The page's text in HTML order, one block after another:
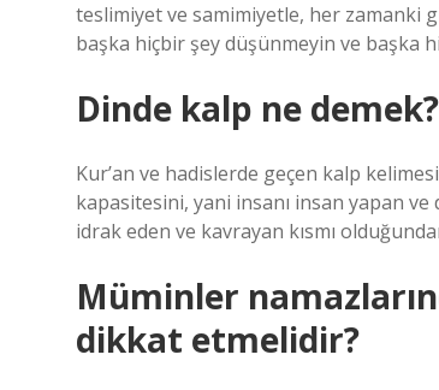
teslimiyet ve samimiyetle, her zamanki
başka hiçbir şey düşünmeyin ve başka
Dinde kalp ne demek?
Kur’an ve hadislerde geçen kalp
kapasitesini, yani insanı insan yapan ve
idrak eden ve kavrayan kısmı
Müminler
dikkat etmelidir?